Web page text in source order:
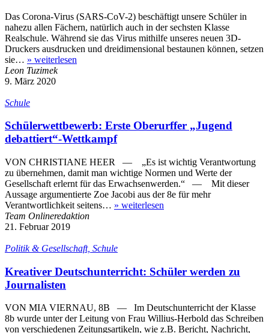
Das Corona-Virus (SARS-CoV-2) beschäftigt unsere Schüler in
nahezu allen Fächern, natürlich auch in der sechsten Klasse
Realschule. Während sie das Virus mithilfe unseres neuen 3D-
Druckers ausdrucken und dreidimensional bestaunen können, setzen
sie… » weiterlesen
Leon Tuzimek
9. März 2020
Schule
Schülerwettbewerb: Erste Oberurffer „Jugend
debattiert“-Wettkampf
VON CHRISTIANE HEER — „Es ist wichtig Verantwortung
zu übernehmen, damit man wichtige Normen und Werte der
Gesellschaft erlernt für das Erwachsenwerden.“ — Mit dieser
Aussage argumentierte Zoe Jacobi aus der 8e für mehr
Verantwortlichkeit seitens… » weiterlesen
Team Onlineredaktion
21. Februar 2019
Politik & Gesellschaft, Schule
Kreativer Deutschunterricht: Schüler werden zu
Journalisten
VON MIA VIERNAU, 8B — Im Deutschunterricht der Klasse
8b wurde unter der Leitung von Frau Willius-Herbold das Schreiben
von verschiedenen Zeitungsartikeln, wie z.B. Bericht, Nachricht,